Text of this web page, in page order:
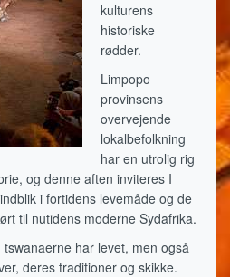
kulturens
historiske
rødder.
Limpopo-
provinsens
overvejende
lokalbefolkning
har en utrolig rig
og denne aften inviteres I
i fortidens levemåde og de
til nutidens moderne Sydafrika.
har levet, men også
deres traditioner og skikke.